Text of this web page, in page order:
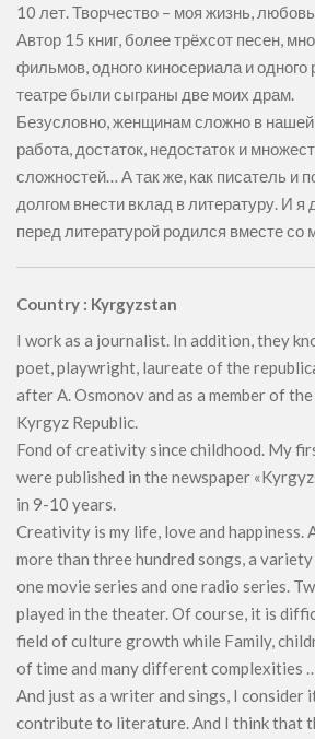
10 лет. Творчество – моя жизнь,
Автор 15 книг, более трёхсот песен,
фильмов, одного киносериала и одного
театре были сыграны две моих драм.
Безусловно, женщинам сложно в
работа, достаток, недостаток и
сложностей… А так же, как писатель и
долгом внести вклад в литературу. И я
перед литературой родился вместе со
Country : Kyrgyzstan
I work as a journalist. In addition, they
poet, playwright, laureate of the
after A. Osmonov and as a member of
Kyrgyz Republic.
Fond of creativity since childhood. My
were published in the newspaper
in 9-10 years.
Creativity is my life, love and happiness.
more than three hundred songs, a
one movie series and one radio series.
played in the theater. Of course, it is
field of culture growth while Family,
of time and many different complexities
And just as a writer and sings, I consider
contribute to literature. And I think that